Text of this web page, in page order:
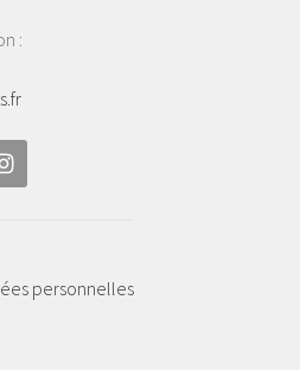
:
personnelles